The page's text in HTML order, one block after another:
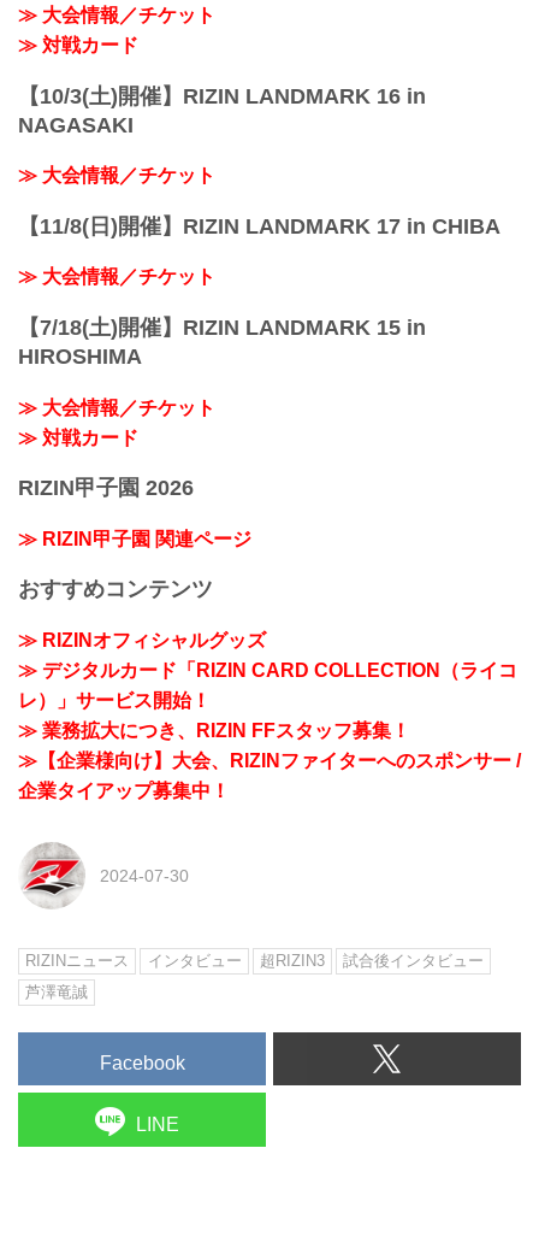
≫ 大会情報／チケット
≫ 対戦カード
【10/3(土)開催】RIZIN LANDMARK 16 in
NAGASAKI
≫ 大会情報／チケット
【11/8(日)開催】RIZIN LANDMARK 17 in CHIBA
≫ 大会情報／チケット
【7/18(土)開催】RIZIN LANDMARK 15 in
HIROSHIMA
≫ 大会情報／チケット
≫ 対戦カード
RIZIN甲子園 2026
≫ RIZIN甲子園 関連ページ
おすすめコンテンツ
≫ RIZINオフィシャルグッズ
≫ デジタルカード「RIZIN CARD COLLECTION（ライコ
レ）」サービス開始！
≫ 業務拡大につき、RIZIN FFスタッフ募集！
≫【企業様向け】大会、RIZINファイターへのスポンサー /
企業タイアップ募集中！
2024-07-30
RIZINニュース インタビュー 超RIZIN3
試合後インタビュー
芦澤竜誠
Facebook
LINE